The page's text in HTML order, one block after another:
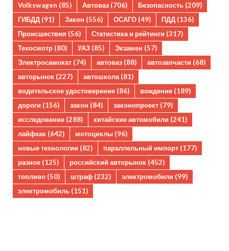
Volkswagen (85) Автоваз (706) Безопасность (209)
ГИБДД (91) Закон (556) ОСАГО (49) ПДД (136)
Происшествия (56) Статистика и рейтинги (317)
Техосмотр (80) УАЗ (85) Экзамен (57)
Электросамокат (74) автоваз (88) автозапчасти (68)
авторынок (227) автошкола (81)
водительское удостоверение (86) вождение (189)
дороги (156) закон (84) законопроект (79)
исследование (288) китайские автомобили (241)
лайфхак (642) мотоциклы (96)
новые технологии (82) параллельный импорт (177)
разное (125) российский авторынок (452)
топливо (50) штраф (232) электромобили (99)
электромобиль (151)